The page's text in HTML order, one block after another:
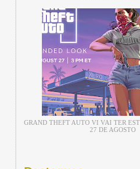
GRAND THEFT AUTO VI VAI TER
27 DE AGOSTO